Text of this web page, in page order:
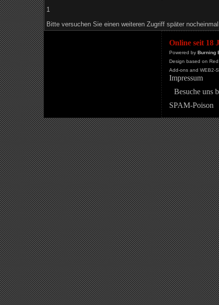
1
Bitte versuchen Sie einen weiteren Zugriff später
Online seit 18
Powered by Burning
Design based on
Add-ons and WEB2-
Impressum
Besuche uns
SPAM-Poison